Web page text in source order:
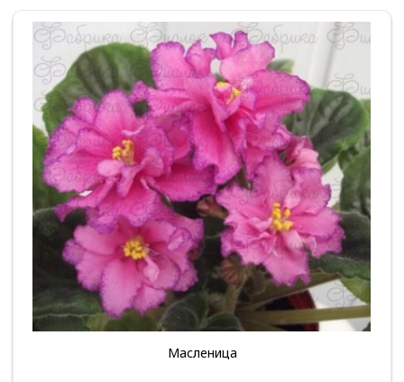
Масленица